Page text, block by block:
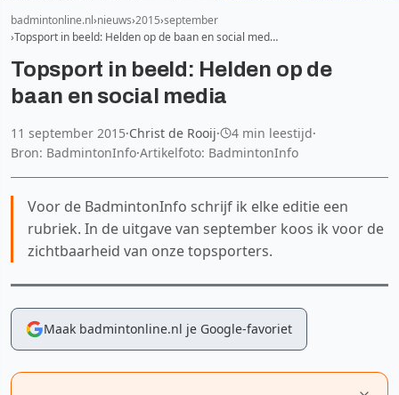
badmintonline.nl nieuws 2015 september
Topsport in beeld: Helden op de baan en social med…
Topsport in beeld: Helden op de
baan en social media
11 september 2015·Christ de Rooij· 4 min leestijd·
Bron: BadmintonInfo·Artikelfoto: BadmintonInfo
Voor de BadmintonInfo schrijf ik elke editie een
rubriek. In de uitgave van september koos ik voor de
zichtbaarheid van onze topsporters.
Maak badmintonline.nl je Google-favoriet